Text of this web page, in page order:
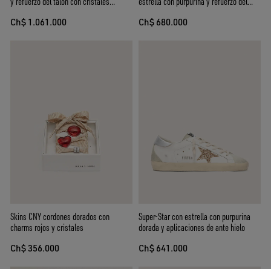
Ch$ 1.061.000 Ch$ 680.000
Skins CNY cordones dorados con
charms rojos y cristales
Ch$ 356.000
Super-Star con estrella con purpurina
dorada y aplicaciones de ante hielo
Ch$ 641.000